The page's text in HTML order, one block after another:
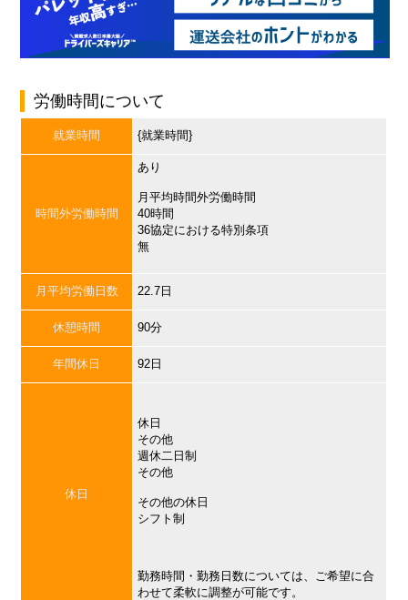
労働時間について
就業時間 {就業時間}
時間外労働時間
あり
月平均時間外労働時間
40時間
36協定における特別条項
無
月平均労働日数 22.7日
休憩時間 90分
年間休日 92日
休日
休日
その他
週休二日制
その他
その他の休日
シフト制
勤務時間・勤務日数については、ご希望に合
わせて柔軟に調整が可能です。